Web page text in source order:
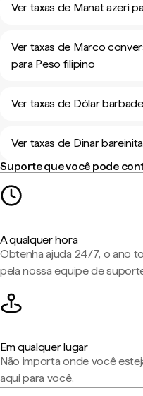
Ver taxas de Manat azeri
Ver taxas de Marco
para Peso filipino
Ver taxas de Dólar
Ver taxas de Dinar
Suporte que você pode
A qualquer hora
Obtenha ajuda 24/7, o ano
pela nossa equipe de
Em qualquer lugar
Não importa onde você
aqui para você.